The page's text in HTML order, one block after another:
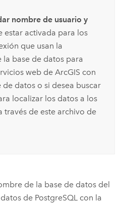
nombre de usuario y
estar activada para los
que usan la
la base de datos para
web de ArcGIS con
de datos o si desea buscar
localizar los datos a los
través de este archivo de
de la base de datos del
de PostgreSQL con la